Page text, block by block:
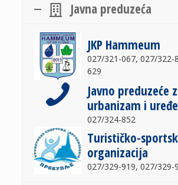
Javna preduzeća
JKP Hammeum
027/321-067, 027/322-
629
Javno preduzeće
urbanizam i
027/324-852
Turističko-
organizacija
027/329-919, 027/329-